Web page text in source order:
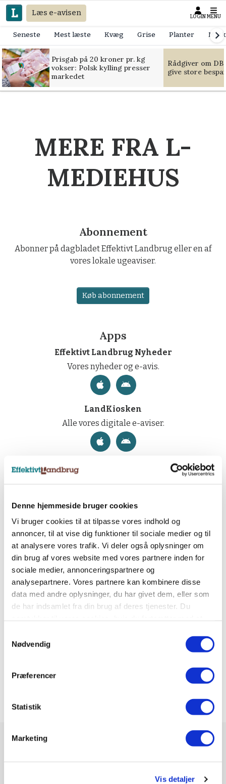
Denne hjemmeside bruger cookies
Vi bruger cookies til at tilpasse vores indhold og
annoncer, til at vise dig funktioner til sociale medier og til
at analysere vores trafik. Vi deler også oplysninger om
din brug af vores website med vores partnere inden for
sociale medier, annonceringspartnere og
analysepartnere. Vores partnere kan kombinere disse
data med andre oplysninger, du har givet dem, eller som
de har indsamlet fra din brug af deres tjenester. Du
Nødvendig
Præferencer
Statistik
Marketing
Vis detaljer
Læs e-avisen LOGIN MENU
Seneste Mest læste Kvæg Grise Planter
Prisgab på 20 kroner pr. kg
vokser: Polsk kylling presser
markedet
Rådgiver om
give store
MERE FRA L-
MEDIEHUS
Abonnement
Abonner på dagbladet Effektivt Landbrug eller en af
vores lokale ugeaviser.
Køb abonnement
Apps
Effektivt Landbrug Nyheder
Vores nyheder og e-avis.
LandKiosken
Alle vores digitale e-aviser.
Nyhedsbreve
Tilmeld dig et af vores nyhedsbreve, og få
Tilmeld nyhedsbrev
Sociale medier
Følg os på Facebook, LinkedIn og Instagram og få
alle landbrugets vigtigste nyheder.